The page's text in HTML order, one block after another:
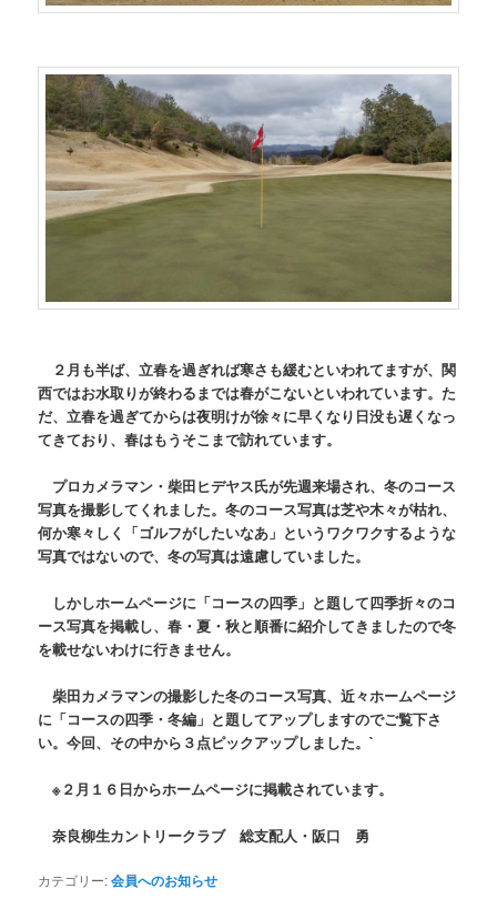
２月も半ば、立春を過ぎれば寒さも緩むといわれてますが、関
西ではお水取りが終わるまでは春がこないといわれています。た
だ、立春を過ぎてからは夜明けが徐々に早くなり日没も遅くなっ
てきており、春はもうそこまで訪れています。
プロカメラマン・柴田ヒデヤス氏が先週来場され、冬のコース
写真を撮影してくれました。冬のコース写真は芝や木々が枯れ、
何か寒々しく「ゴルフがしたいなあ」というワクワクするような
写真ではないので、冬の写真は遠慮していました。
しかしホームページに「コースの四季」と題して四季折々のコ
ース写真を掲載し、春・夏・秋と順番に紹介してきましたので冬
を載せないわけに行きません。
柴田カメラマンの撮影した冬のコース写真、近々ホームページ
に「コースの四季・冬編」と題してアップしますのでご覧下さ
い。今回、その中から３点ピックアップしました。`
※２月１６日からホームページに掲載されています。
奈良柳生カントリークラブ 総支配人・阪口 勇
カテゴリー:会員へのお知らせ